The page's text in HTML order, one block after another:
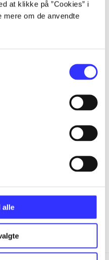
at klikke på ”Cookies” i
om de anvendte
alle